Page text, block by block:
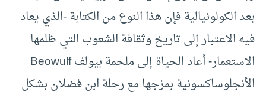
بعد الكولونيالية فإن هذا النوع من الكتابة -الذي يعاد
فيه الاعتبار إلى تاريخ وثقافة الشعوب التي ظلمها
الاستعمار- أعاد الحياة إلى ملحمة بيولف Beowulf
الأنجلوساكسونية بمزجها مع رحلة ابن فضلان بشكل